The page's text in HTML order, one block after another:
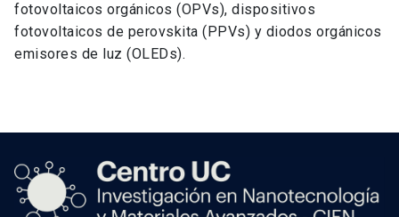
fotovoltaicos orgánicos (OPVs), dispositivos
fotovoltaicos de perovskita (PPVs) y diodos orgánicos
emisores de luz (OLEDs).